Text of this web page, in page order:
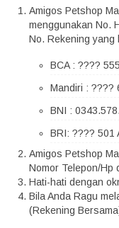
Amigos Petshop
menggunakan No.
No. Rekening yang
BCA : ????
Mandiri : ????
BNI :
BRI: ???? 501
Amigos Petshop
Nomor Telepon/Hp
Hati-hati dengan
Bila Anda Ragu
(Rekening